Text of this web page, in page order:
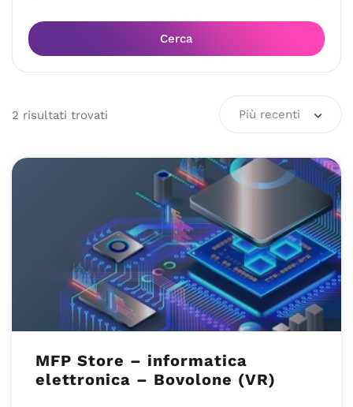
Cerca
2 risultati trovati Più recenti
MFP Store – informatica
elettronica – Bovolone (VR)